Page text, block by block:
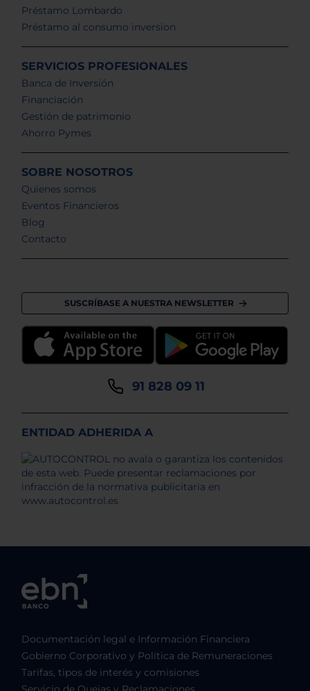
Préstamo Lombardo
Préstamo al consumo inversion
SERVICIOS PROFESIONALES
Banca de Inversión
Financiación
Gestión de patrimonio
Ahorro Pymes
SOBRE NOSOTROS
Quienes somos
Eventos Financieros
Blog
Contacto
SUSCRÍBASE A NUESTRA NEWSLETTER
91 828 09 11
ENTIDAD ADHERIDA A
Documentación legal e Información Financiera
Gobierno Corporativo y Política de Remuneraciones
Tarifas, tipos de interés y comisiones